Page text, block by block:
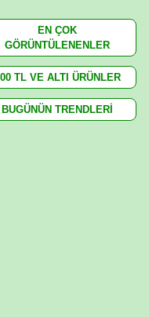
EN ÇOK
GÖRÜNTÜLENENLER
TL VE ALTI ÜRÜNLER
BUGÜNÜN TRENDLERİ